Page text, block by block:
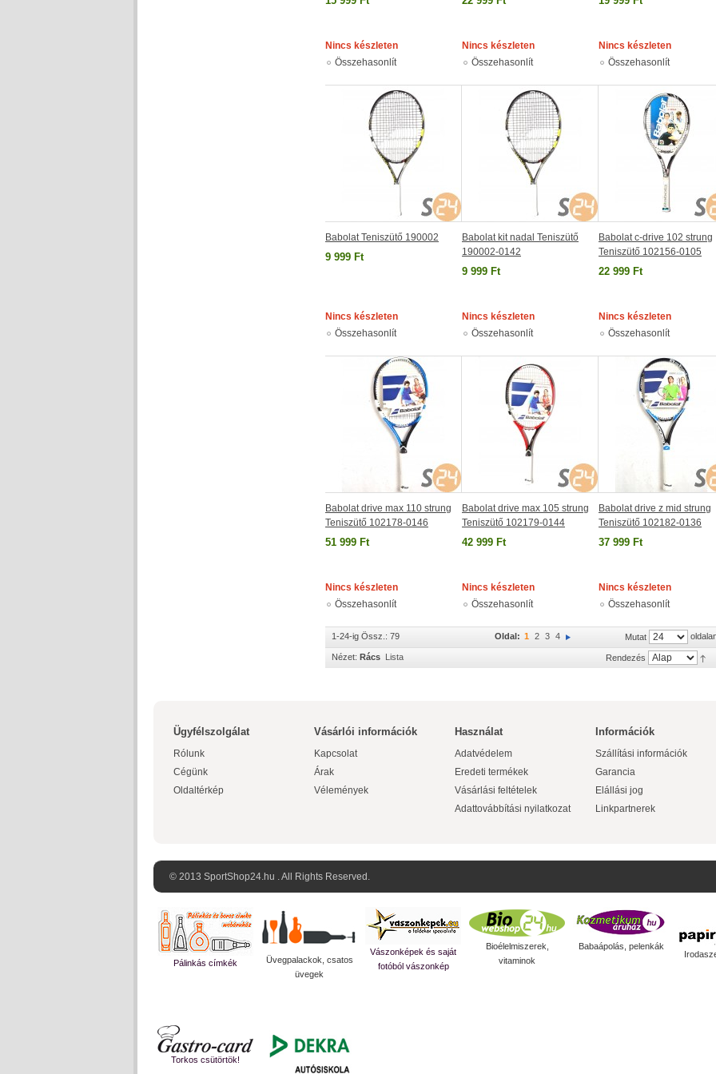
Nincs készleten
Összehasonlít
Nincs készleten
Összehasonlít
Nincs készleten
Összehasonlít
Babolat Teniszütő 190002
9 999 Ft
Nincs készleten
Összehasonlít
Babolat kit nadal Teniszütő
190002-0142
9 999 Ft
Nincs készleten
Összehasonlít
Babolat c-drive 102 strung
Teniszütő 102156-0105
22 999 Ft
Nincs készleten
Összehasonlít
Babolat drive max 110 strung
Teniszütő 102178-0146
51 999 Ft
Nincs készleten
Összehasonlít
Babolat drive max 105 strung
Teniszütő 102179-0144
42 999 Ft
Nincs készleten
Összehasonlít
Babolat drive z mid strung
Teniszütő 102182-0136
37 999 Ft
Nincs készleten
Összehasonlít
1-24-ig Össz.: 79 Mutat
Oldal: 1 2 3 4
Nézet: Rács Lista Rendezés
Ügyfélszolgálat
Rólunk
Cégünk
Oldaltérkép
Vásárlói információk
Kapcsolat
Árak
Vélemények
Használat
Adatvédelem
Eredeti termékek
Vásárlási feltételek
Adattovábbítási nyilatkozat
Információk
Szállítási információk
Garancia
Elállási jog
Linkpartnerek
© 2013 SportShop24.hu . All Rights Reserved.
Pálinkás címkék
Üvegpalackok, csatos
üvegek
Vászonképek és saját
fotóból vászonkép
Bioélelmiszerek,
vitaminok
Babaápolás, pelenkák
Torkos csütörtök!